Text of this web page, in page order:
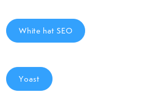
White hat SEO
Yoast